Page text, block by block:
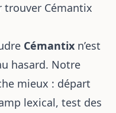
trouver Cémantix
Cémantix n’est
hasard. Notre
mieux : départ
lexical, test des